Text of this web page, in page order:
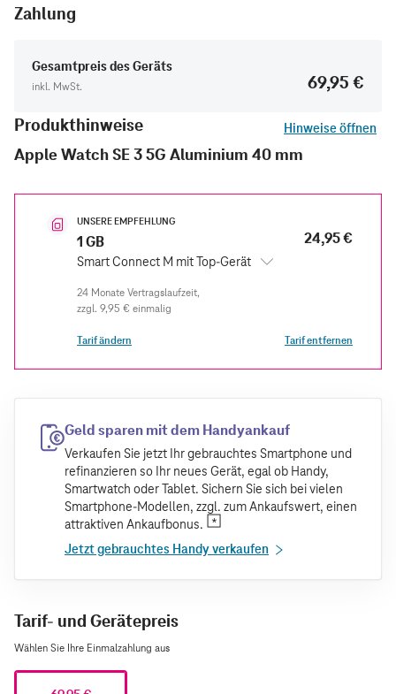
Zahlung
Gesamtpreis des Geräts
inkl. MwSt.
69,95 €
Produkthinweise
Hinweise öffnen
Apple Watch SE 3 5G Aluminium 40 mm
UNSERE EMPFEHLUNG
1 GB
Smart Connect M mit Top-Gerät
24,95 €
zzgl. 9,95 € einmalig
Tarif ändern Tarif entfernen
Geld sparen mit dem Handyankauf
Verkaufen Sie jetzt Ihr gebrauchtes Smartphone und
refinanzieren so Ihr neues Gerät, egal ob Handy,
Smartwatch oder Tablet. Sichern Sie sich bei vielen
Smartphone-Modellen, zzgl. zum Ankaufswert, einen
attraktiven Ankaufbonus.
Jetzt gebrauchtes Handy verkaufen
Tarif- und Gerätepreis
Wählen Sie Ihre Einmalzahlung aus